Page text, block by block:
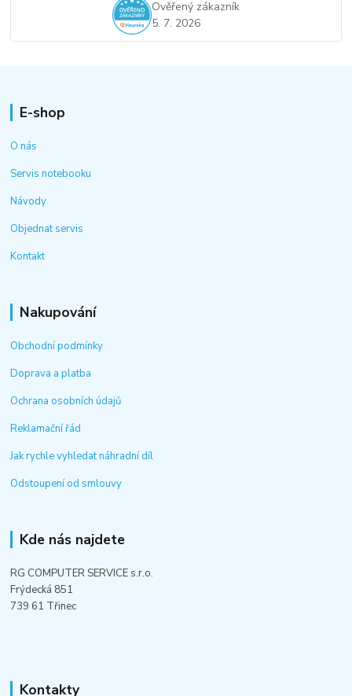
Ověřený zákazník
5. 7. 2026
E-shop
O nás
Servis notebooku
Návody
Objednat servis
Kontakt
Nakupování
Obchodní podmínky
Doprava a platba
Ochrana osobních údajů
Reklamační řád
Jak rychle vyhledat náhradní díl
Odstoupení od smlouvy
Kde nás najdete
RG COMPUTER SERVICE s.r.o.
Frýdecká 851
739 61 Třinec
Kontakty